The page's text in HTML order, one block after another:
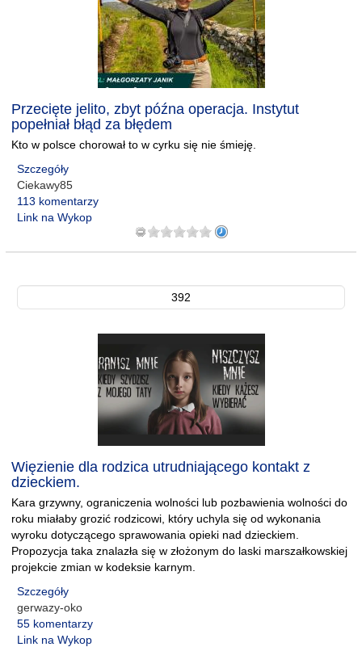
Przecięte jelito, zbyt późna operacja. Instytut
popełniał błąd za błędem
Kto w polsce chorował to w cyrku się nie śmieję.
Szczegóły
Ciekawy85
113 komentarzy
Link na Wykop
392
Więzienie dla rodzica utrudniającego kontakt z
dzieckiem.
Kara grzywny, ograniczenia wolności lub pozbawienia wolności do
roku miałaby grozić rodzicowi, który uchyla się od wykonania
wyroku dotyczącego sprawowania opieki nad dzieckiem.
Propozycja taka znalazła się w złożonym do laski marszałkowskiej
projekcie zmian w kodeksie karnym.
Szczegóły
gerwazy-oko
55 komentarzy
Link na Wykop